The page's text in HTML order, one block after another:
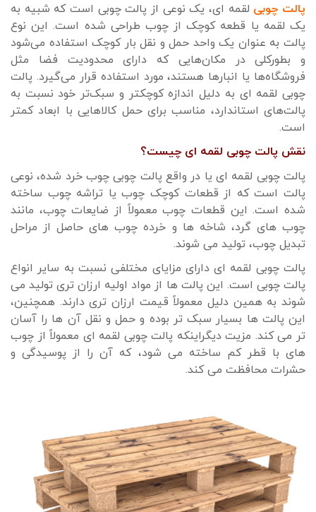
پالت چوبی لقمه ای، یک نوعی از پالت چوبی است که شبیه به
یک لقمه یا قطعه کوچک از چوب طراحی شده است. این نوع
پالت به عنوان یک واحد حمل و نقل بار کوچک استفاده می‌شود
و بطورکلی در مکان‌هایی که دارای محدودیت فضا مثل
فروشگاه‌ها یا انبارها هستند، مورد استفاده قرار می‌گیرد. پالت
چوبی لقمه ای به دلیل اندازه کوچکتر و سبک‌تر خود نسبت به
پالت‌های استاندارد، مناسب برای حمل کالاهایی با ابعاد کمتر
است.
نقش پالت چوبی لقمه ای چیست؟
پالت چوبی لقمه ای یا در واقع پالت چوبی چوب خرد شده، نوعی
پالت است که از قطعات کوچک چوب یا تراشه چوب ساخته
شده است. این قطعات چوب معمولاً از ضایعات چوب، مانند
چوب های گرد، شاخه ها و خرده چوب های حاصل از مراحل
تبدیل چوب، تولید می شوند.
پالت چوبی لقمه ای دارای مزایای مختلفی نسبت به سایر انواع
پالت چوبی است. این پالت ها از مواد اولیه ارزان تری تولید می
شوند به همین دلیل معمولاً قیمت ارزان تری دارند. همچنین،
این پالت ها بسیار سبک تر بوده و حمل و نقل آن ها را آسان
تر می کند. مزیت دیگراینکه پالت چوبی لقمه ای معمولاً از چوب
های با قطر کم ساخته می شود، که آن را از پوسیدگی و
حشرات محافظت می کند.